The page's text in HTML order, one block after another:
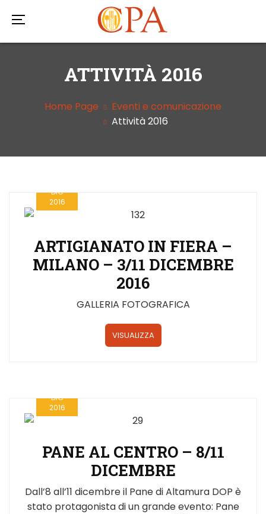
ATTIVITÀ 2016
Home Page
Eventi e comunicazione
Attività 2016
DIC
2016
ARTIGIANATO IN FIERA –
MILANO – 3/11 DICEMBRE
2016
GALLERIA FOTOGRAFICA
VISUALIZZA
DIC
2016
PANE AL CENTRO – 8/11
DICEMBRE
Dall’8 all’11 dicembre il Pane di Altamura DOP è
stato protagonista di un grande evento: Pane